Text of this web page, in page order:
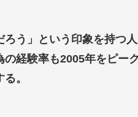
ろう」という印象を持つ
の経験率も2005年をピー
。